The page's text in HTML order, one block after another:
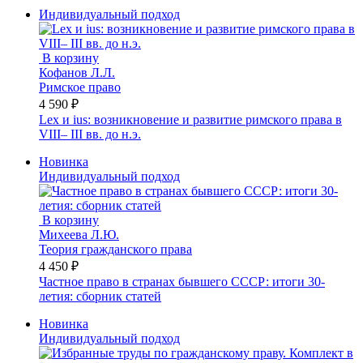
Индивидуальный подход
В корзину
Кофанов Л.Л.
Римское право
4 590 ₽
Lex и ius: возникновение и развитие римского права в
VIII– III вв. до н.э.
Новинка
Индивидуальный подход
В корзину
Михеева Л.Ю.
Теория гражданского права
4 450 ₽
Частное право в странах бывшего СССР: итоги 30-
летия: сборник статей
Новинка
Индивидуальный подход